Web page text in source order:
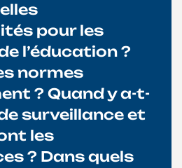
pour les
l’éducation ?
normes
? Quand y a-t-
surveillance et
les
? Dans quels